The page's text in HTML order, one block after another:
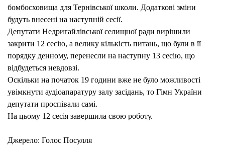
бомбосховища для Тернівської школи. Додаткові зміни
будуть внесені на наступній сесії.
Депутати Недригайлівської селищної ради вирішили
закрити 12 сесію, а велику кількість питань, що були в її
порядку денному, перенесли на наступну 13 сесію, що
відбудеться невдовзі.
Оскільки на початок 19 години вже не було можливості
увімкнути аудіоапаратуру залу засідань, то Гімн України
депутати проспівали самі.
На цьому 12 сесія завершила свою роботу.
Джерело: Голос Посулля